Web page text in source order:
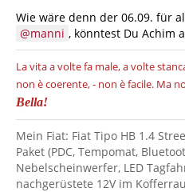
Wie wäre denn der 06.09. für
manni , könntest Du Achim
La vita a volte fa male, a volte
non è coerente, - non è facile. Ma
Bella!
Mein Fiat: Fiat Tipo HB 1.4
Paket (PDC, Tempomat,
Nebelscheinwerfer, LED
nachgerüstete 12V im